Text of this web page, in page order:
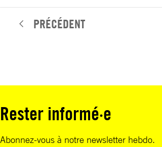
PRÉCÉDENT
Rester informé·e
Abonnez-vous à notre newsletter hebdo.